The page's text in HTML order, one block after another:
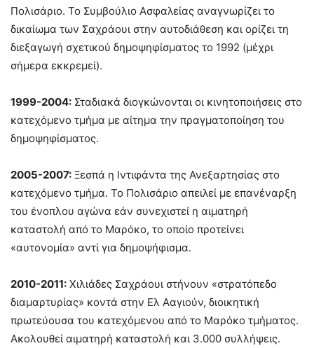
Πολισάριο. Το Συμβούλιο Ασφαλείας αναγνωρίζει το
δικαίωμα των Σαχράουι στην αυτοδιάθεση και ορίζει τη
διεξαγωγή σχετικού δημοψηφίσματος το 1992 (μέχρι
σήμερα εκκρεμεί).
1999-2004: Σταδιακά διογκώνονται οι κινητοποιήσεις στο
κατεχόμενο τμήμα με αίτημα την πραγματοποίηση του
δημοψηφίσματος.
2005-2007: Ξεσπά η Ιντιφάντα της Ανεξαρτησίας στο
κατεχόμενο τμήμα. Το Πολισάριο απειλεί με επανέναρξη
του ένοπλου αγώνα εάν συνεχιστεί η αιματηρή
καταστολή από το Μαρόκο, το οποίο προτείνει
«αυτονομία» αντί για δημοψήφισμα.
2010-2011: Χιλιάδες Σαχράουι στήνουν «στρατόπεδο
διαμαρτυρίας» κοντά στην Ελ Ααγιούν, διοικητική
πρωτεύουσα του κατεχόμενου από το Μαρόκο τμήματος.
Ακολουθεί αιματηρή καταστολή και 3.000 συλλήψεις.